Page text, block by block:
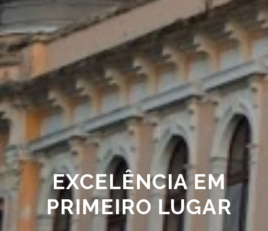
EXCELÊNCIA EM
PRIMEIRO LUGAR